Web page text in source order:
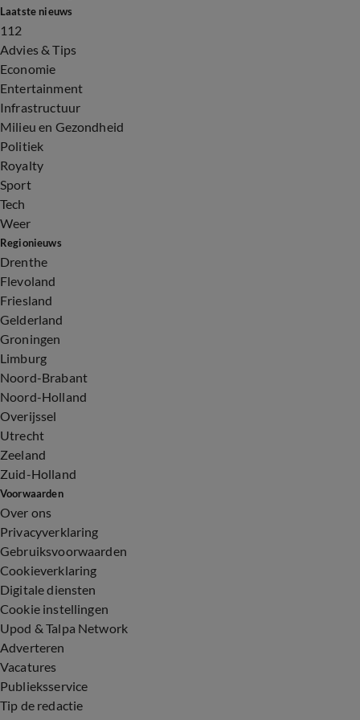
Laatste nieuws
112
Advies & Tips
Economie
Entertainment
Infrastructuur
Milieu en Gezondheid
Politiek
Royalty
Sport
Tech
Weer
Regionieuws
Drenthe
Flevoland
Friesland
Gelderland
Groningen
Limburg
Noord-Brabant
Noord-Holland
Overijssel
Utrecht
Zeeland
Zuid-Holland
Voorwaarden
Over ons
Privacyverklaring
Gebruiksvoorwaarden
Cookieverklaring
Digitale diensten
Cookie instellingen
Upod & Talpa Network
Adverteren
Vacatures
Publieksservice
Tip de redactie